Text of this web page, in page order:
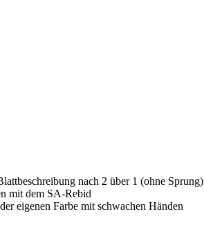
nach 2 über 1 (ohne Sprung)
mit dem SA-Rebid
eigenen Farbe mit schwachen Händen